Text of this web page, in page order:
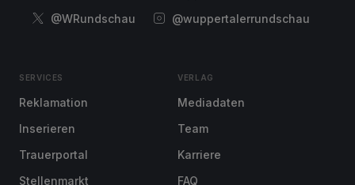
@WRundschau
@wuppertalerrundschau
SERVICES
Reklamation
Inserieren
Trauerportal
Stellenmarkt
VERLAG
Mediadaten
Team
Karriere
FAQ